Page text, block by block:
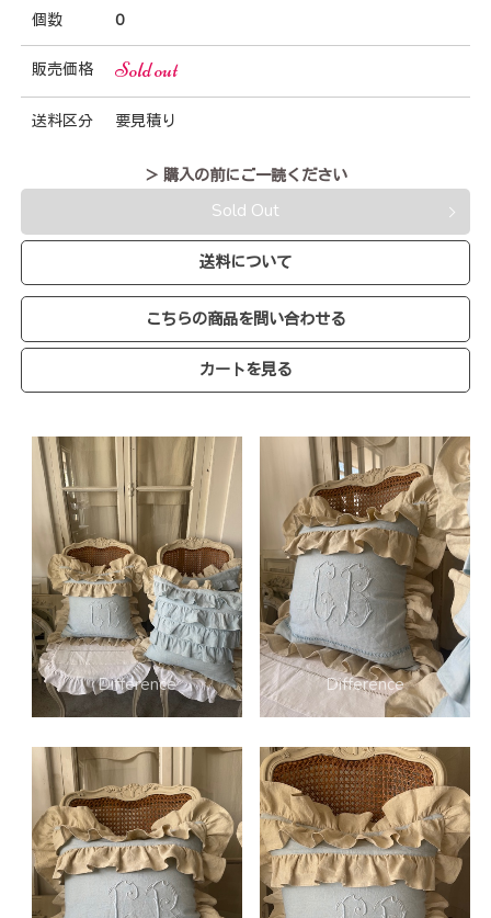
個数 0
販売価格 Sold out
送料区分 要見積り
＞ 購入の前にご一読ください
Sold Out
送料について
こちらの商品を問い合わせる
カートを見る